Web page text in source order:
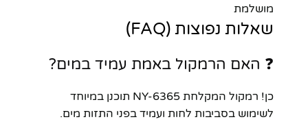
מושלמת
שאלות נפוצות (FAQ)
❓ האם הרמקול באמת עמיד במים?
כן! רמקול המקלחת NY-6365 תוכנן במיוחד
לשימוש בסביבות לחות ועמיד בפני התזות מים.